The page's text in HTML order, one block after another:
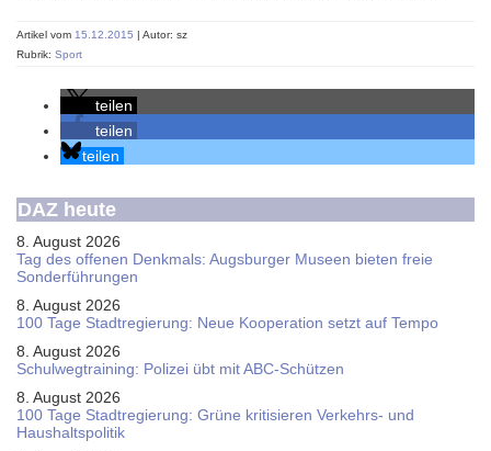
Artikel vom 15.12.2015 | Autor: sz
Rubrik: Sport
teilen
teilen
teilen
DAZ heute
8. August 2026
Tag des offenen Denkmals: Augsburger Museen bieten freie
Sonderführungen
8. August 2026
100 Tage Stadtregierung: Neue Kooperation setzt auf Tempo
8. August 2026
Schul­weg­trai­ning: Poli­zei übt mit ABC-Schüt­zen
8. August 2026
100 Tage Stadtregierung: Grüne kritisieren Verkehrs- und
Haushaltspolitik